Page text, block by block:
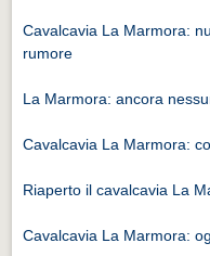
Cavalcavia La Marmora:
rumore
La Marmora: ancora
Cavalcavia La Marmora:
Riaperto il cavalcavia La
Cavalcavia La Marmora: